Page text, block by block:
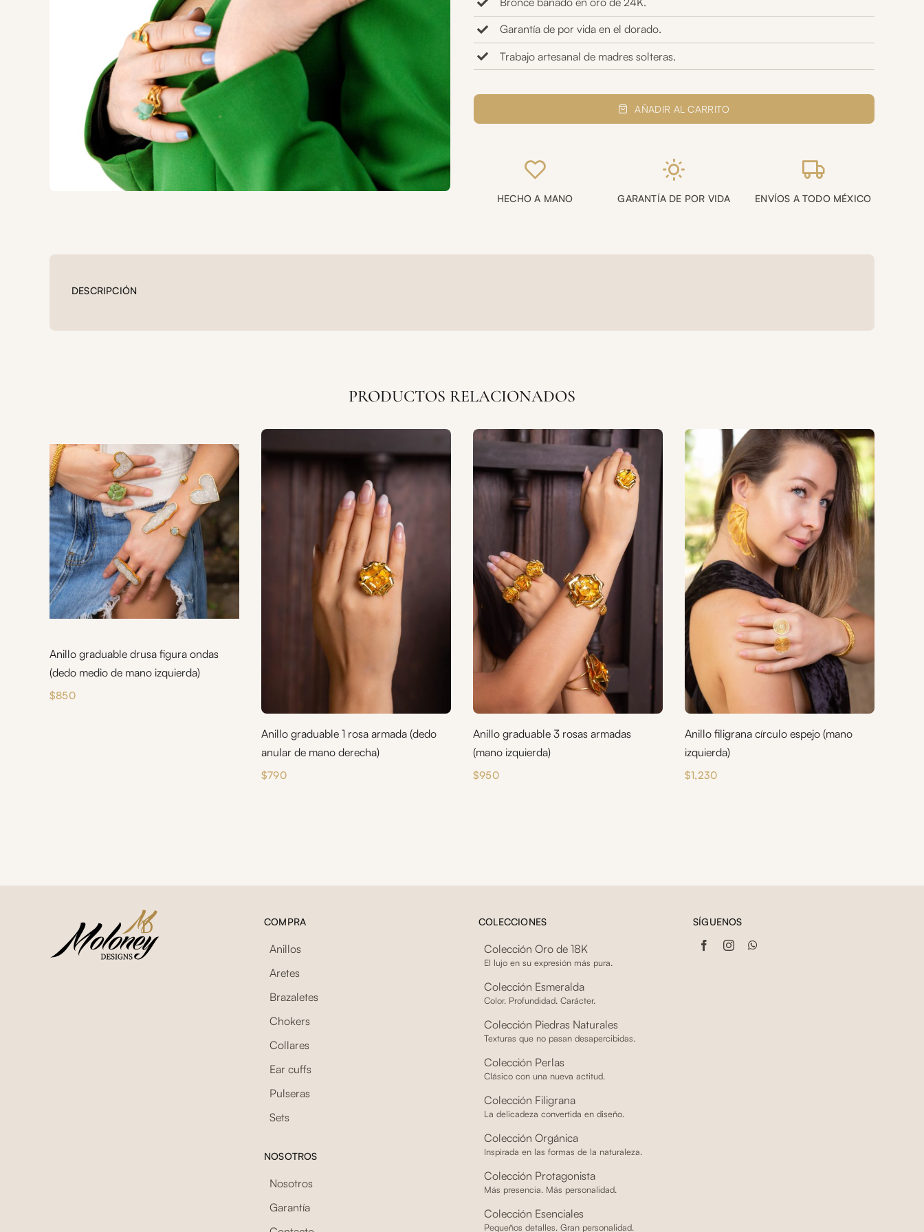
Garantía de por vida en el dorado.
Trabajo artesanal de madres solteras.
índice
mano
AÑADIR AL CARRITO
HECHO A MANO GARANTÍA DE POR VIDA ENVÍOS A TODO MÉXICO
DESCRIPCIÓN
PRODUCTOS RELACIONADOS
Anillo graduable drusa figura ondas
(dedo medio de mano izquierda)
$850
Anillo graduable 1 rosa armada (dedo
anular de mano derecha)
$790
Anillo graduable 3 rosas armadas
(mano izquierda)
$950
Anillo filigrana círculo espejo (mano
izquierda)
$1,230
COMPRA
Anillos
Aretes
Brazaletes
Chokers
Collares
Ear cuffs
Pulseras
Sets
NOSOTROS
Nosotros
Garantía
COLECCIONES
Colección Oro de 18K
El lujo en su expresión más pura.
Colección Esmeralda
Color. Profundidad. Carácter.
Colección Piedras Naturales
Texturas que no pasan desapercibidas.
Colección Perlas
Clásico con una nueva actitud.
Colección Filigrana
La delicadeza convertida en diseño.
Colección Orgánica
Inspirada en las formas de la naturaleza.
Colección Protagonista
Más presencia. Más personalidad.
Colección Esenciales
Pequeños detalles. Gran personalidad.
SÍGUENOS